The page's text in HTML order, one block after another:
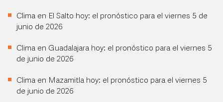
Clima en El Salto hoy: el pronóstico para el viernes 5 de
junio de 2026
Clima en Guadalajara hoy: el pronóstico para el viernes 5
de junio de 2026
Clima en Mazamitla hoy: el pronóstico para el viernes 5
de junio de 2026